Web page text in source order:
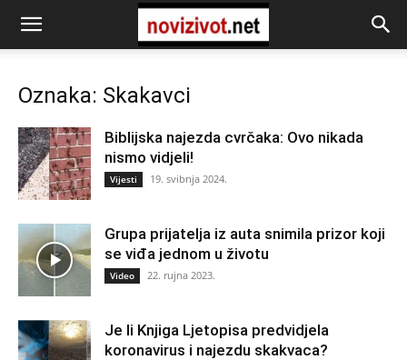
Oznaka: Skakavci
Biblijska najezda cvrčaka: Ovo nikada
nismo vidjeli!
Vijesti 19. svibnja 2024.
Grupa prijatelja iz auta snimila prizor koji
se viđa jednom u životu
Video 22. rujna 2023.
Je li Knjiga Ljetopisa predvidjela
koronavirus i najezdu skakvaca?